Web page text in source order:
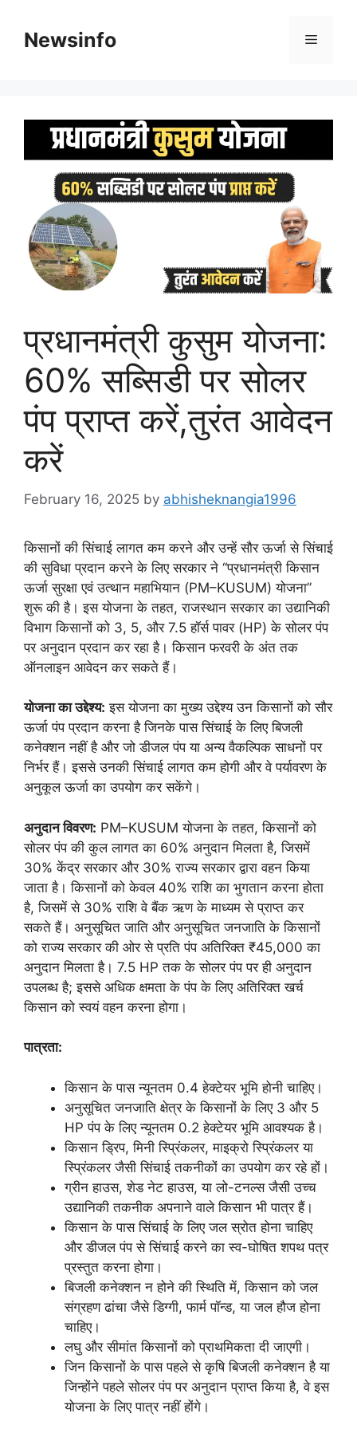
contentNewsinfo Menu
प्रधानमंत्री कुसुम योजना:
60% सब्सिडी पर सोलर
पंप प्राप्त करें,तुरंत आवेदन
करें
February 16, 2025 by abhisheknangia1996
किसानों की सिंचाई लागत कम करने और उन्हें सौर ऊर्जा से सिंचाई
की सुविधा प्रदान करने के लिए सरकार ने “प्रधानमंत्री किसान
ऊर्जा सुरक्षा एवं उत्थान महाभियान (PM–KUSUM) योजना”
शुरू की है। इस योजना के तहत, राजस्थान सरकार का उद्यानिकी
विभाग किसानों को 3, 5, और 7.5 हॉर्स पावर (HP) के सोलर पंप
पर अनुदान प्रदान कर रहा है। किसान फरवरी के अंत तक
ऑनलाइन आवेदन कर सकते हैं।
योजना का उद्देश्य: इस योजना का मुख्य उद्देश्य उन किसानों को सौर
ऊर्जा पंप प्रदान करना है जिनके पास सिंचाई के लिए बिजली
कनेक्शन नहीं है और जो डीजल पंप या अन्य वैकल्पिक साधनों पर
निर्भर हैं। इससे उनकी सिंचाई लागत कम होगी और वे पर्यावरण के
अनुकूल ऊर्जा का उपयोग कर सकेंगे।
अनुदान विवरण: PM–KUSUM योजना के तहत, किसानों को
सोलर पंप की कुल लागत का 60% अनुदान मिलता है, जिसमें
30% केंद्र सरकार और 30% राज्य सरकार द्वारा वहन किया
जाता है। किसानों को केवल 40% राशि का भुगतान करना होता
है, जिसमें से 30% राशि वे बैंक ऋण के माध्यम से प्राप्त कर
सकते हैं। अनुसूचित जाति और अनुसूचित जनजाति के किसानों
को राज्य सरकार की ओर से प्रति पंप अतिरिक्त ₹45,000 का
अनुदान मिलता है। 7.5 HP तक के सोलर पंप पर ही अनुदान
उपलब्ध है; इससे अधिक क्षमता के पंप के लिए अतिरिक्त खर्च
किसान को स्वयं वहन करना होगा।
पात्रता:
किसान के पास न्यूनतम 0.4 हेक्टेयर भूमि होनी चाहिए।
अनुसूचित जनजाति क्षेत्र के किसानों के लिए 3 और 5
HP पंप के लिए न्यूनतम 0.2 हेक्टेयर भूमि आवश्यक है।
किसान ड्रिप, मिनी स्प्रिंकलर, माइक्रो स्प्रिंकलर या
स्प्रिंकलर जैसी सिंचाई तकनीकों का उपयोग कर रहे हों।
ग्रीन हाउस, शेड नेट हाउस, या लो-टनल्स जैसी उच्च
उद्यानिकी तकनीक अपनाने वाले किसान भी पात्र हैं।
किसान के पास सिंचाई के लिए जल स्रोत होना चाहिए
और डीजल पंप से सिंचाई करने का स्व-घोषित शपथ पत्र
प्रस्तुत करना होगा।
बिजली कनेक्शन न होने की स्थिति में, किसान को जल
संग्रहण ढांचा जैसे डिग्गी, फार्म पॉन्ड, या जल हौज होना
चाहिए।
लघु और सीमांत किसानों को प्राथमिकता दी जाएगी।
जिन किसानों के पास पहले से कृषि बिजली कनेक्शन है या
जिन्होंने पहले सोलर पंप पर अनुदान प्राप्त किया है, वे इस
योजना के लिए पात्र नहीं होंगे।